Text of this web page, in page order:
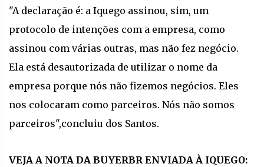
"A declaração é: a Iquego assinou, sim, um
protocolo de intenções com a empresa, como
assinou com várias outras, mas não fez negócio.
Ela está desautorizada de utilizar o nome da
empresa porque nós não fizemos negócios. Eles
nos colocaram como parceiros. Nós não somos
parceiros",concluiu dos Santos.
VEJA A NOTA DA BUYERBR ENVIADA À IQUEGO: